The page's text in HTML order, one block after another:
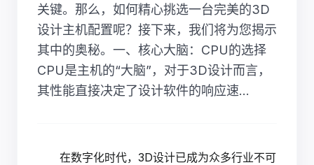
关键。那么，如何精心挑选一台完美的3D
设计主机配置呢？接下来，我们将为您揭示
其中的奥秘。一、核心大脑：CPU的选择
CPU是主机的“大脑”，对于3D设计而言，
其性能直接决定了设计软件的响应速...
在数字化时代，3D设计已成为众多行业不可